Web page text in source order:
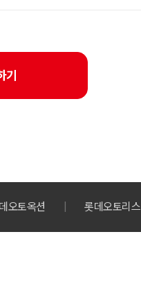
기
오토옥션 롯데오토리스